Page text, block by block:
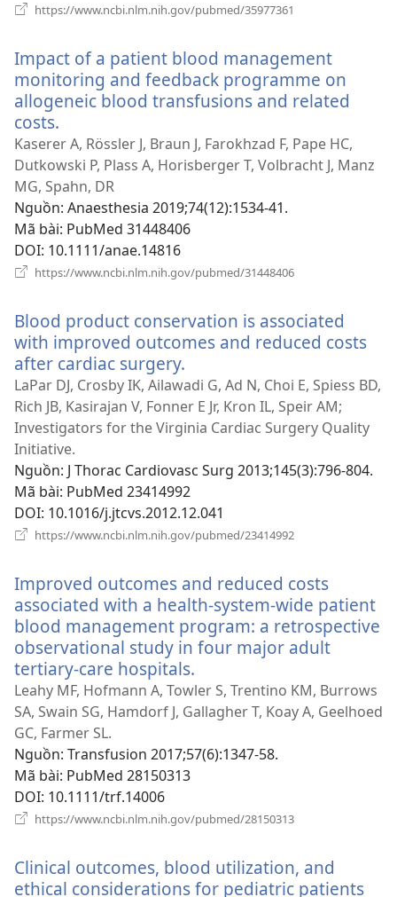
https://www.ncbi.nlm.nih.gov/pubmed/35977361
mới)
Impact of a patient blood management
monitoring and feedback programme on
allogeneic blood transfusions and related
costs.
cửa
sổ
mới)
Kaserer A, Rössler J, Braun J, Farokhzad F, Pape HC,
Dutkowski P, Plass A, Horisberger T, Volbracht J, Manz
MG, Spahn, DR
Nguồn‎: Anaesthesia 2019;74(12):1534-41.
Mã bài‎: PubMed 31448406
DOI‎: 10.1111/anae.14816
https://www.ncbi.nlm.nih.gov/pubmed/31448406
mới)
Blood product conservation is associated
with improved outcomes and reduced costs
after cardiac surgery.
cửa
sổ
mới)
LaPar DJ, Crosby IK, Ailawadi G, Ad N, Choi E, Spiess BD,
Rich JB, Kasirajan V, Fonner E Jr, Kron IL, Speir AM;
Investigators for the Virginia Cardiac Surgery Quality
Initiative.
Nguồn‎: J Thorac Cardiovasc Surg 2013;145(3):796-804.
Mã bài‎: PubMed 23414992
DOI‎: 10.1016/j.jtcvs.2012.12.041
https://www.ncbi.nlm.nih.gov/pubmed/23414992
mới)
Improved outcomes and reduced costs
associated with a health-system-wide patient
blood management program: a retrospective
observational study in four major adult
tertiary-care hospitals.
cửa
sổ
Leahy MF, Hofmann A, Towler S, Trentino KM, Burrows
SA, Swain SG, Hamdorf J, Gallagher T, Koay A, Geelhoed
GC, Farmer SL.
Nguồn‎: Transfusion 2017;57(6):1347-58.
Mã bài‎: PubMed 28150313
DOI‎: 10.1111/trf.14006
https://www.ncbi.nlm.nih.gov/pubmed/28150313
mới)
Clinical outcomes, blood utilization, and
ethical considerations for pediatric patients